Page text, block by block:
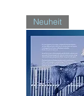
Neuheit